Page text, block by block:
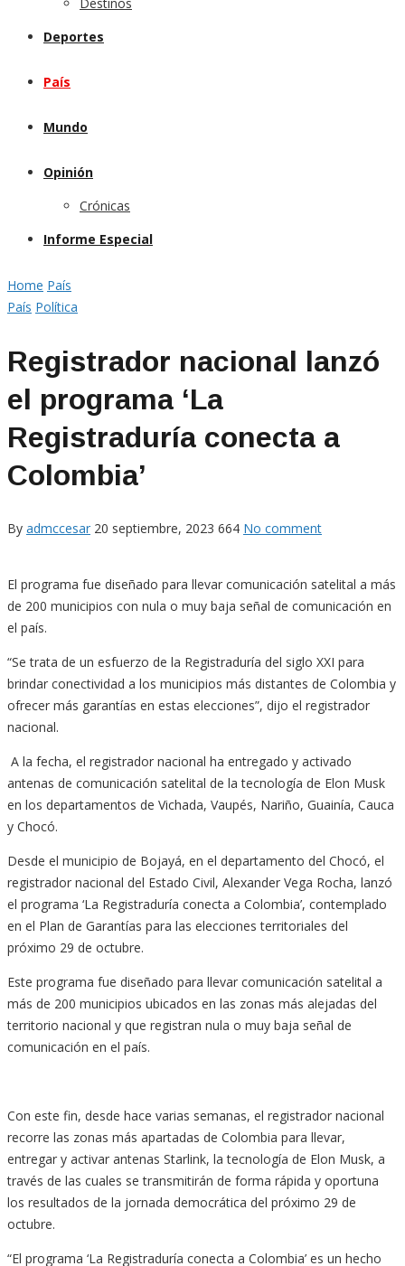
Deportes
País
Mundo
Opinión
Crónicas
Informe Especial
Home País
País Política
Registrador nacional lanzó
el programa ‘La
Registraduría conecta a
Colombia’
By admccesar 20 septiembre, 2023 664 No comment
El programa fue diseñado para llevar comunicación satelital a más
de 200 municipios con nula o muy baja señal de comunicación en
el país.
“Se trata de un esfuerzo de la Registraduría del siglo XXI para
brindar conectividad a los municipios más distantes de Colombia y
ofrecer más garantías en estas elecciones”, dijo el registrador
nacional.
A la fecha, el registrador nacional ha entregado y activado
antenas de comunicación satelital de la tecnología de Elon Musk
en los departamentos de Vichada, Vaupés, Nariño, Guainía, Cauca
y Chocó.
Desde el municipio de Bojayá, en el departamento del Chocó, el
registrador nacional del Estado Civil, Alexander Vega Rocha, lanzó
el programa ‘La Registraduría conecta a Colombia’, contemplado
en el Plan de Garantías para las elecciones territoriales del
próximo 29 de octubre.
Este programa fue diseñado para llevar comunicación satelital a
más de 200 municipios ubicados en las zonas más alejadas del
territorio nacional y que registran nula o muy baja señal de
comunicación en el país.
Con este fin, desde hace varias semanas, el registrador nacional
recorre las zonas más apartadas de Colombia para llevar,
entregar y activar antenas Starlink, la tecnología de Elon Musk, a
través de las cuales se transmitirán de forma rápida y oportuna
los resultados de la jornada democrática del próximo 29 de
octubre.
“El programa ‘La Registraduría conecta a Colombia’ es un hecho